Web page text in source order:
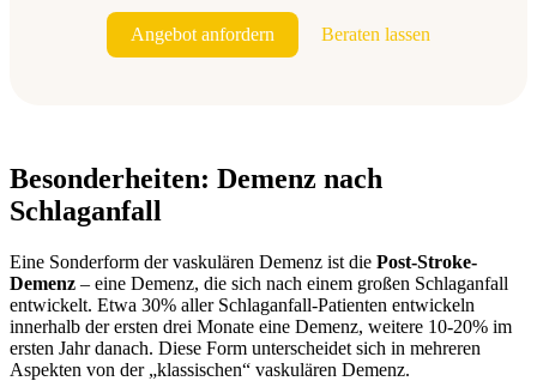
Angebot anfordern Beraten lassen
Besonderheiten: Demenz nach
Schlaganfall
Eine Sonderform der vaskulären Demenz ist die Post-Stroke-
Demenz – eine Demenz, die sich nach einem großen Schlaganfall
entwickelt. Etwa 30% aller Schlaganfall-Patienten entwickeln
innerhalb der ersten drei Monate eine Demenz, weitere 10-20% im
ersten Jahr danach. Diese Form unterscheidet sich in mehreren
Aspekten von der „klassischen“ vaskulären Demenz.